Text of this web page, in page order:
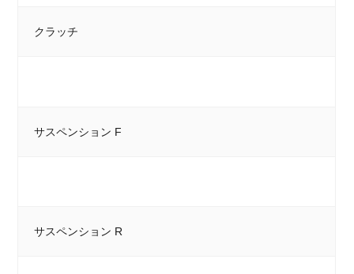
クラッチ
サスペンション F
サスペンション R